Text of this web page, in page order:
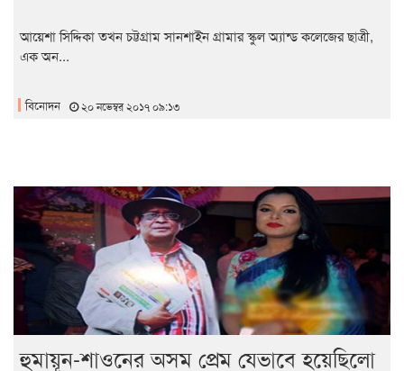
আয়েশা সিদ্দিকা তখন চট্টগ্রাম সানশাইন গ্রামার স্কুল অ্যান্ড কলেজের ছাত্রী,
এক অন...
বিনোদন ২০ নভেম্বর ২০১৭ ০৯:১৩
হুমায়ূন-শাওনের অসম প্রেম যেভাবে হয়েছিলো